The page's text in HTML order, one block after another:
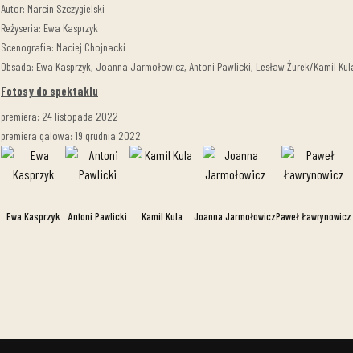
Autor: Marcin Szczygielski
Reżyseria: Ewa Kasprzyk
Scenografia: Maciej Chojnacki
Obsada: Ewa Kasprzyk, Joanna Jarmołowicz, Antoni Pawlicki, Lesław Żurek/Kamil
Fotosy do spektaklu
premiera: 24 listopada 2022
premiera galowa: 19 grudnia 2022
Ewa Kasprzyk Antoni Pawlicki Kamil Kula Joanna JarmołowiczPaweł Ławrynowicz